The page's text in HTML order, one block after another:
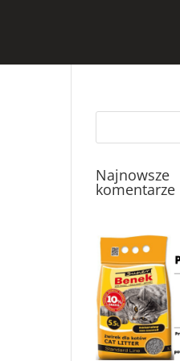
Najnowsze
komentarze